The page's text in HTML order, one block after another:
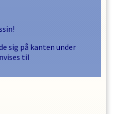
sig på kanten under
til